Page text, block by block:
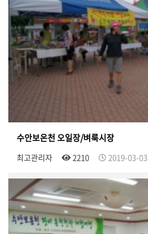
수안보온천 오일장/벼룩시장
최고관리자 2210 2019-03-03